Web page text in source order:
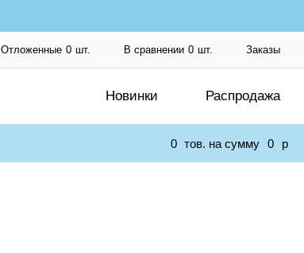
Отложенные 0 шт. В сравнении 0 шт. Заказы
Новинки Распродажа
0 тов. на сумму 0 p